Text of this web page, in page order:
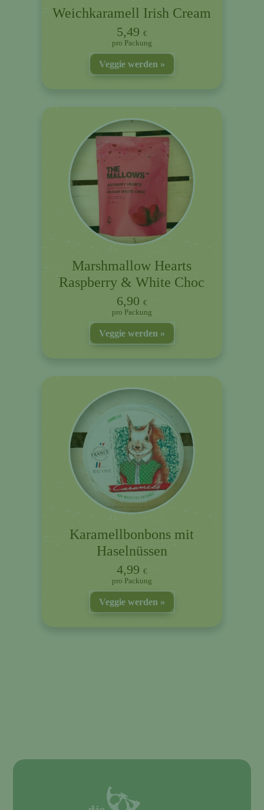
Weichkaramell Irish Cream
5,49 €
Packung
Veggie werden
Marshmallow Hearts
Raspberry & White Choc
6,90 €
Packung
Veggie werden
Karamellbonbons mit
Haselnüssen
4,99 €
Packung
Veggie werden